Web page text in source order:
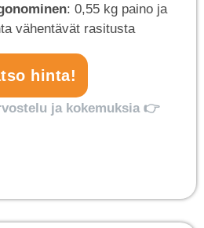
: 0,55 kg paino ja
vähentävät rasitusta
hinta!
ja kokemuksia 👉